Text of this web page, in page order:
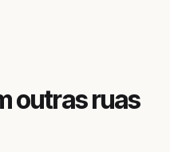
outras ruas